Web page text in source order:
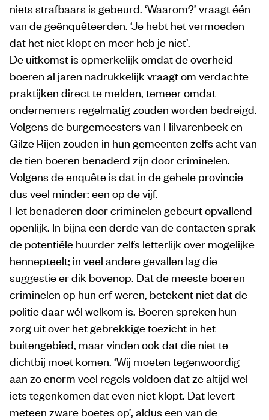
niets strafbaars is gebeurd. ‘Waarom?’ vraagt één
van de geënquêteerden. ‘Je hebt het vermoeden
dat het niet klopt en meer heb je niet’.
De uitkomst is opmerkelijk omdat de overheid
boeren al jaren nadrukkelijk vraagt om verdachte
praktijken direct te melden, temeer omdat
ondernemers regelmatig zouden worden bedreigd.
Volgens de burgemeesters van Hilvarenbeek en
Gilze Rijen zouden in hun gemeenten zelfs acht van
de tien boeren benaderd zijn door criminelen.
Volgens de enquête is dat in de gehele provincie
dus veel minder: een op de vijf.
Het benaderen door criminelen gebeurt opvallend
openlijk. In bijna een derde van de contacten sprak
de potentiële huurder zelfs letterlijk over mogelijke
hennepteelt; in veel andere gevallen lag die
suggestie er dik bovenop. Dat de meeste boeren
criminelen op hun erf weren, betekent niet dat de
politie daar wél welkom is. Boeren spreken hun
zorg uit over het gebrekkige toezicht in het
buitengebied, maar vinden ook dat die niet te
dichtbij moet komen. ‘Wij moeten tegenwoordig
aan zo enorm veel regels voldoen dat ze altijd wel
iets tegenkomen dat even niet klopt. Dat levert
meteen zware boetes op’, aldus een van de